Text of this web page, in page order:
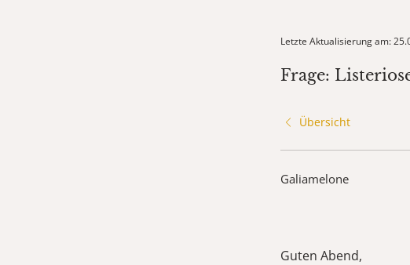
Letzte Aktualisierung am:
Frage:
Übersicht
Galiamelone
Guten Abend,